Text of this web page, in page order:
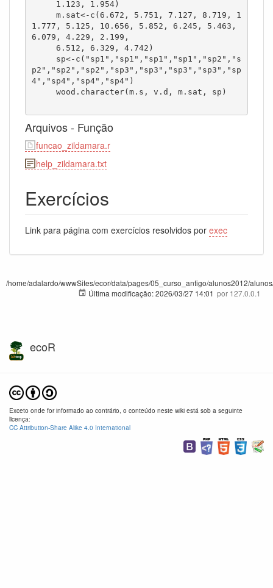
1.777, 5.125, 10.656, 5.852, 6.245, 5.463,
6.079, 4.229, 2.199,
p2","sp2","sp2","sp3","sp3","sp3","sp3","sp
4","sp4","sp4","sp4")
Arquivos - Função
funcao_zildamara.r
help_zildamara.txt
Exercícios
Link para página com exercícios resolvidos por exec
/home/adalardo/wwwSites/ecor/data/pages/05_curso_antigo/alunos2012/
Última modificação:2026/03/27 14:01 por 127.0.0.1
ecoR
Exceto onde for informado ao contrário, o conteúdo neste wiki está sob a seguinte
licença:
CC Attribution-Share Alike 4.0 International